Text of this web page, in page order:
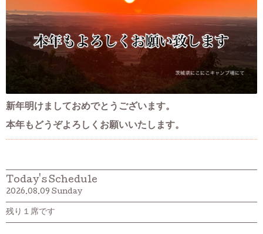
新年明けましておめでとうございます。
本年もどうぞよろしくお願いいたします。
Today's Schedule
2026.08.09 Sunday
残り１席です